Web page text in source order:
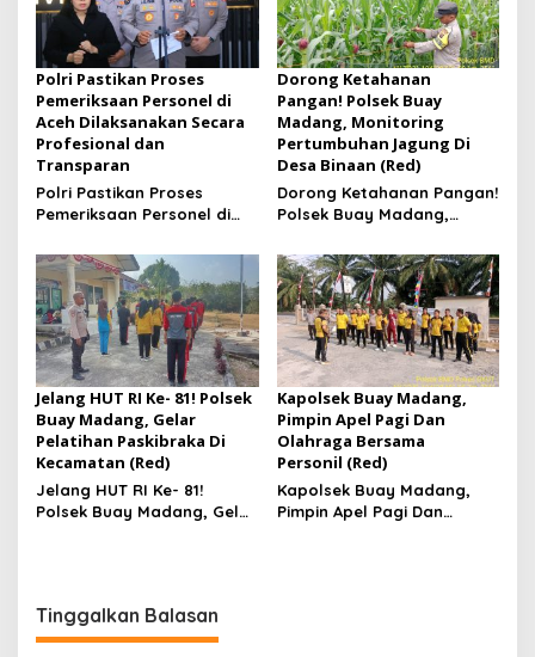
Polri Pastikan Proses
Pemeriksaan Personel di
Aceh Dilaksanakan Secara
Profesional dan
Transparan
Polri Pastikan Proses
Pemeriksaan Personel di
Profesional dan
Transparan
Dorong Ketahanan
Pangan! Polsek Buay
Madang, Monitoring
Pertumbuhan Jagung Di
Desa Binaan (Red)
Dorong Ketahanan Pangan!
Polsek Buay Madang,
Jagung Di Desa Binaan
Jelang HUT RI Ke- 81! Polsek
Buay Madang, Gelar
Pelatihan Paskibraka Di
Kecamatan (Red)
Jelang HUT RI Ke- 81!
Polsek Buay Madang, Gelar
Kapolsek Buay Madang,
Pimpin Apel Pagi Dan
Olahraga Bersama
Personil (Red)
Kapolsek Buay Madang,
Pimpin Apel Pagi Dan
Tinggalkan Balasan